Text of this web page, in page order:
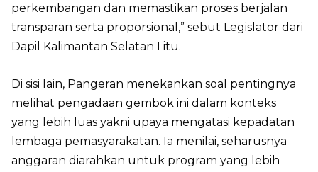
perkembangan dan memastikan proses berjalan
transparan serta proporsional,” sebut Legislator dari
Dapil Kalimantan Selatan I itu.
Di sisi lain, Pangeran menekankan soal pentingnya
melihat pengadaan gembok ini dalam konteks
yang lebih luas yakni upaya mengatasi kepadatan
lembaga pemasyarakatan. Ia menilai, seharusnya
anggaran diarahkan untuk program yang lebih